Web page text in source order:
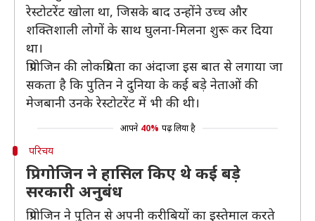
रेस्टोटरेंट खोला था, जिसके बाद उन्होंने उच्च और
शक्तिशाली लोगों के साथ घुलना-मिलना शुरू कर दिया
था।
प्रिगोजिन की लोकप्रियता का अंदाजा इस बात से लगाया जा
सकता है कि पुतिन ने दुनिया के कई बड़े नेताओं की
मेजबानी उनके रेस्टोटरेंट में भी की थी।
आपने 40% पढ़ लिया है
परिचय
प्रिगोजिन ने हासिल किए थे कई बड़े
सरकारी अनुबंध
प्रिगोजिन ने पुतिन से अपनी करीबियों का इस्तेमाल करते